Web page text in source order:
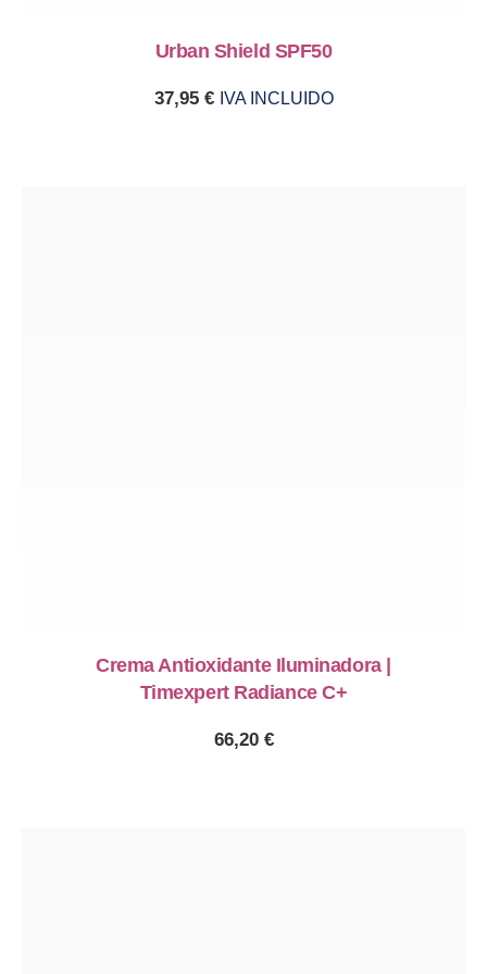
Urban Shield SPF50
37,95 € IVA INCLUIDO
Crema Antioxidante Iluminadora |
Timexpert Radiance C+
66,20 €